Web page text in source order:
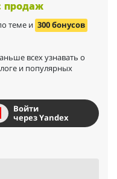
продаж
теме и 300 бонусов
всех узнавать о
и популярных
Войти
через Yandex